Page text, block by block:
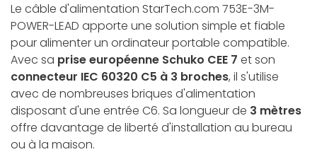
Le câble d'alimentation StarTech.com 753E-3M-
POWER-LEAD apporte une solution simple et fiable
pour alimenter un ordinateur portable compatible.
Avec sa prise européenne Schuko CEE 7 et son
connecteur IEC 60320 C5 à 3 broches, il s'utilise
avec de nombreuses briques d'alimentation
disposant d'une entrée C6. Sa longueur de 3 mètres
offre davantage de liberté d'installation au bureau
ou à la maison.